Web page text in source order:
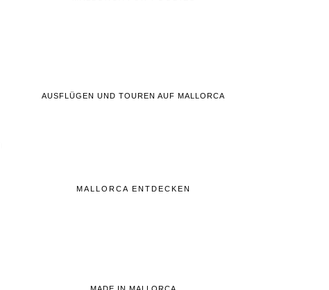
AUSFLÜGEN UND TOUREN AUF MALLORCA
MALLORCA ENTDECKEN